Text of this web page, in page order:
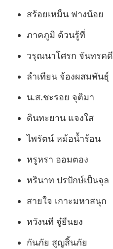
สร้อยเหม็น ฟางน้อย
ภาคภูมิ ด้วนรู้ที่
วรุณนาโศรก จันทรคดี
ลำเทียน จ้องผสมพันธุ์
น.ส.ชะรอย จุติมา
ดินทะยาน แจงใส
ไพรัตน์ หม้อน้ำร้อน
หรูหรา ออมตอง
หรินาท ปรปักษ์เป็นจุล
สายใจ เกาะมหาสนุก
หวังนที จู๋ยืนยง
กันภัย สูญสิ้นภัย